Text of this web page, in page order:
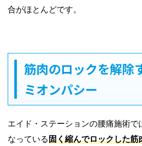
合がほとんどです。
筋肉のロックを解除
ミオンパシー
エイド・ステーションの腰痛施術で
なっている固く縮んでロックした筋